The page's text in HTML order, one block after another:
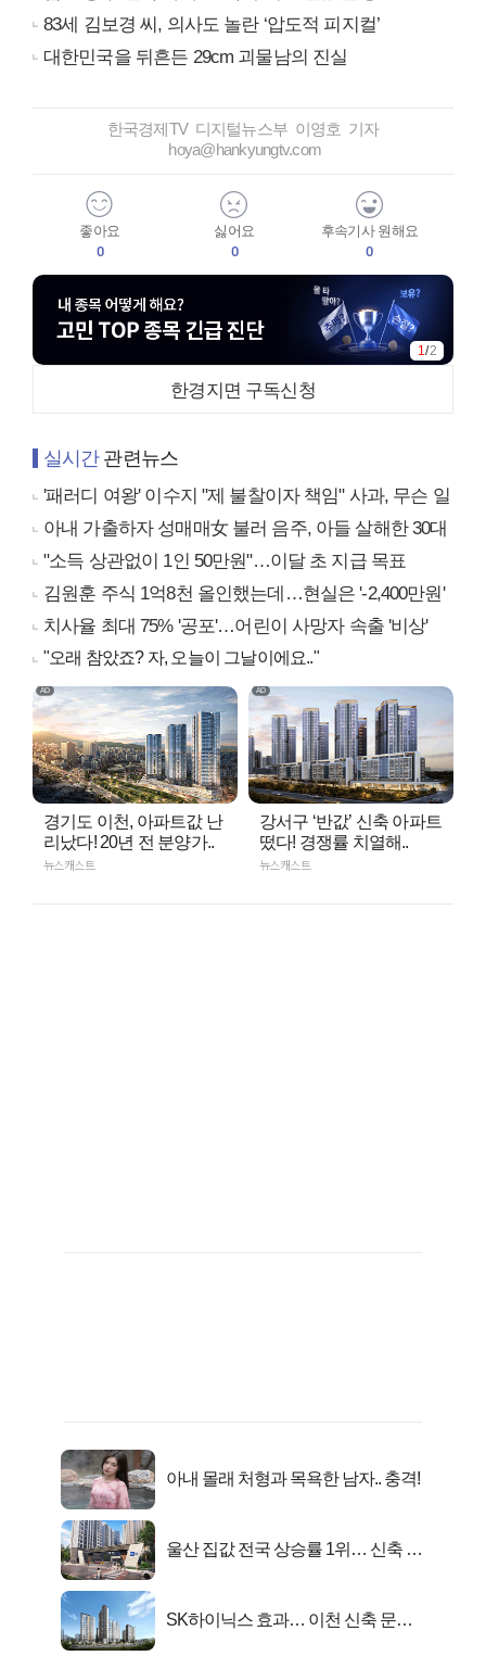
83세 김보경 씨, 의사도 놀란 ‘압도적 피지컬’
대한민국을 뒤흔든 29cm 괴물남의 진실
한국경제TV 디지털뉴스부 이영호 기자
hoya@hankyungtv.com
좋아요
0
싫어요
0
후속기사 원해요
0
1 /2
한경지면 구독신청
실시간관련뉴스
'패러디 여왕' 이수지 "제 불찰이자 책임" 사과, 무슨 일
아내 가출하자 성매매女 불러 음주, 아들 살해한 30대
"소득 상관없이 1인 50만원"…이달 초 지급 목표
김원훈 주식 1억8천 올인했는데…현실은 '-2,400만원'
치사율 최대 75% '공포'…어린이 사망자 속출 '비상'
"오래 참았죠? 자, 오늘이 그날이에요.."
경기도 이천, 아파트값 난
리났다! 20년 전 분양가..
뉴스캐스트
강서구 ‘반값’ 신축 아파트
떴다! 경쟁률 치열해..
뉴스캐스트
아내 몰래 처형과 목욕한 남자.. 충격!
울산 집값 전국 상승률 1위… 신축 지
SK하이닉스 효과… 이천 신축 문의